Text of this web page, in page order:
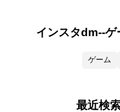
インスタdm--
ゲーム
最近検